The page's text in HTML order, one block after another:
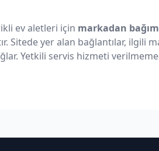
ev aletleri için markadan
Sitede yer alan bağlantılar, ilgili
Yetkili servis hizmeti